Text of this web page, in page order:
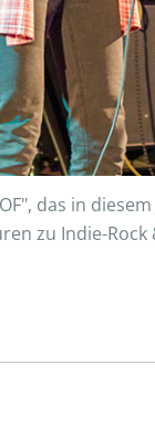
das in
zu Indie-Rock